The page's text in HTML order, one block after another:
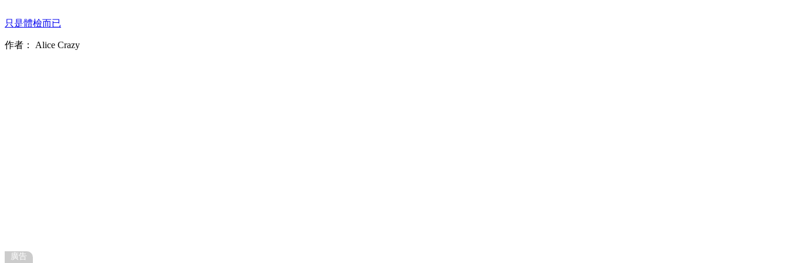
只是體檢而已
作者： Alice Crazy
廣告